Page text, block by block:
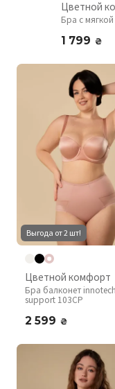
Цветной
Бра с
1 799 ₴
Выгода от 2 шт!
Цветной комфорт
Бра балконет innotech
support 103CP
2 599 ₴